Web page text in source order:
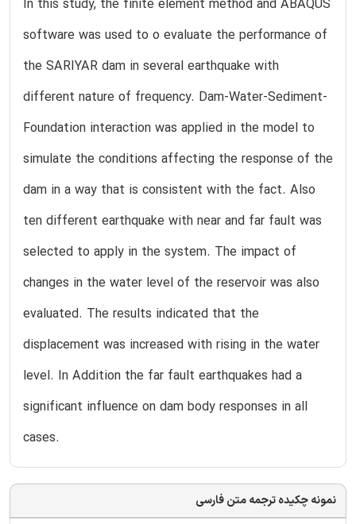
In this study, the finite element method and ABAQUS
software was used to o evaluate the performance of
the SARIYAR dam in several earthquake with
different nature of frequency. Dam-Water-Sediment-
Foundation interaction was applied in the model to
simulate the conditions affecting the response of the
dam in a way that is consistent with the fact. Also
ten different earthquake with near and far fault was
selected to apply in the system. The impact of
changes in the water level of the reservoir was also
evaluated. The results indicated that the
displacement was increased with rising in the water
level. In Addition the far fault earthquakes had a
significant influence on dam body responses in all
cases.
نمونه چکیده ترجمه متن فارسی